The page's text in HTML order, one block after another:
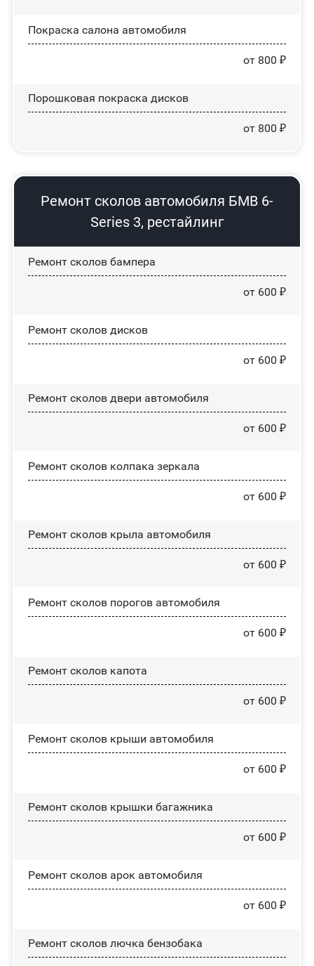
Покраска салона автомобиля
от 800 ₽
Порошковая покраска дисков
от 800 ₽
Ремонт сколов автомобиля БМВ 6-
Series 3, рестайлинг
Ремонт сколов бампера
от 600 ₽
Ремонт сколов дисков
от 600 ₽
Ремонт сколов двери автомобиля
от 600 ₽
Ремонт сколов колпака зеркала
от 600 ₽
Ремонт сколов крыла автомобиля
от 600 ₽
Ремонт сколов порогов автомобиля
от 600 ₽
Ремонт сколов капота
от 600 ₽
Ремонт сколов крыши автомобиля
от 600 ₽
Ремонт сколов крышки багажника
от 600 ₽
Ремонт сколов арок автомобиля
от 600 ₽
Ремонт сколов лючка бензобака